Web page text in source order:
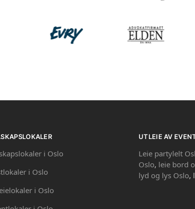
i Oslo
i Oslo
i Oslo
UTLEIE AV
Leie partylelt
Oslo, leie bord
lyd og lys Oslo,